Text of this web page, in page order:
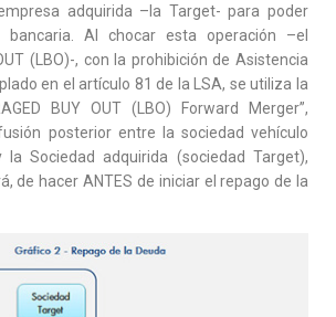
adquirida –la Target- para poder
Al chocar esta operación –el
OUT (LBO)-, con la prohibición de Asistencia
en el artículo 81 de la LSA, se utiliza la
BUY OUT (LBO) Forward Merger”,
posterior entre la sociedad vehículo
la Sociedad adquirida (sociedad Target),
de hacer ANTES de iniciar el repago de la